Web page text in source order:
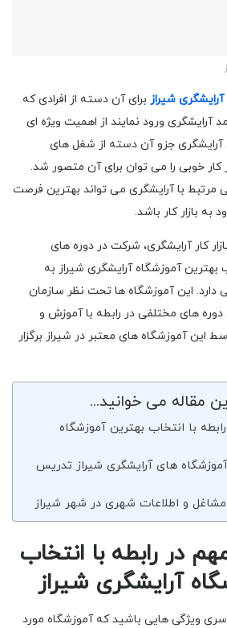
شیراز برای آن دسته از افرادی که
آرایشگری ورود نمایند از اهمیت ویژه ای
آرایشگری جزو آن دسته از شغل های
کار خوبی را می توان برای آن متصور شد.
مرتبط با آرایشگری می تواند بهترین فرصت
به بازار کار باشد.
کار آرایشگری، شرکت در دوره های
آموزشگاه آرایشگری شیراز به
دارد. این آموزشگاه ها تحت نظر سازمان
های مختلفی در رابطه با آموزش و
این آموزشگاه های معتبر در شیراز برگزار
مقاله می خوانید...
با انتخاب بهترین آموزشگاه
های آرایشگری شیراز تدریس
و اطلاعات شهری در شهر شیراز
در رابطه با انتخاب
آرایشگری شیراز
سری ویژگی هایی باشید که آموزشگاه مورد